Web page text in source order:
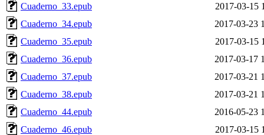
Cuaderno_33.epub
2017-03-15
Cuaderno_34.epub
2017-03-23
Cuaderno_35.epub
2017-03-15
Cuaderno_36.epub
2017-03-17
Cuaderno_37.epub
2017-03-21
Cuaderno_38.epub
2017-03-21
Cuaderno_44.epub
2016-05-23
Cuaderno_46.epub
2017-03-15